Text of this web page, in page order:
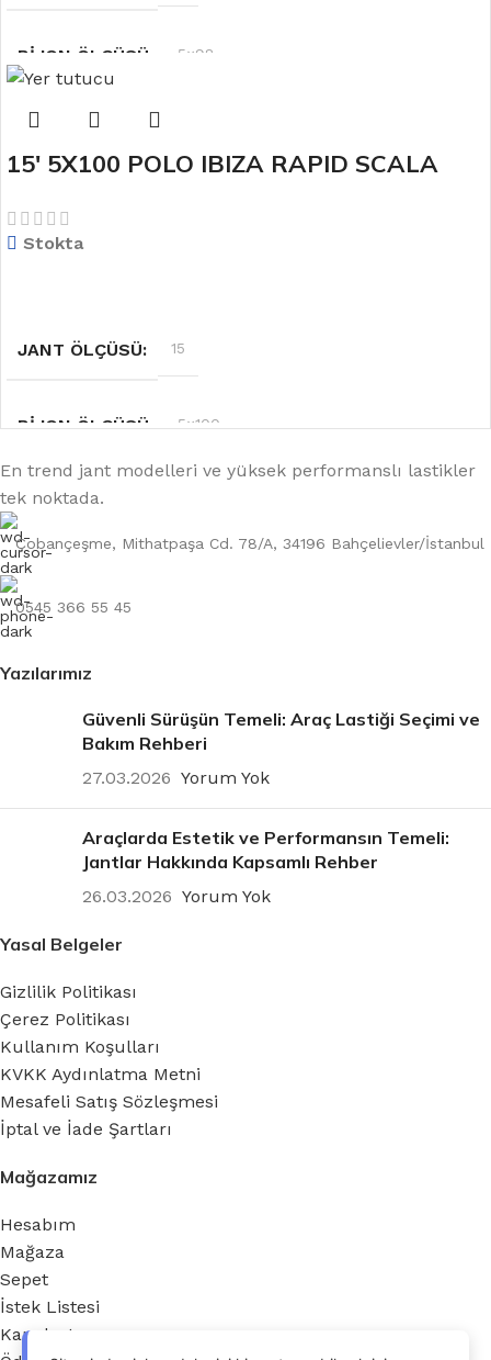
BIJON ÖLÇÜSÜ 5×98
OFSET
15′ 5X100 POLO IBIZA RAPID SCALA
Stokta
JANT ÖLÇÜSÜ 15
BIJON ÖLÇÜSÜ 5×100
RENK Gri
OFSET
En trend jant modelleri ve yüksek performanslı lastikler
tek noktada.
Çobançeşme, Mithatpaşa Cd. 78/A, 34196 Bahçelievler/İstanbul
0545 366 55 45
Yazılarımız
Güvenli Sürüşün Temeli: Araç Lastiği Seçimi ve
Bakım Rehberi
27.03.2026 Yorum Yok
Araçlarda Estetik ve Performansın Temeli:
Jantlar Hakkında Kapsamlı Rehber
26.03.2026 Yorum Yok
Yasal Belgeler
Gizlilik Politikası
Çerez Politikası
Kullanım Koşulları
KVKK Aydınlatma Metni
Mesafeli Satış Sözleşmesi
İptal ve İade Şartları
Mağazamız
Hesabım
Mağaza
Sepet
İstek Listesi
Karşılaştır